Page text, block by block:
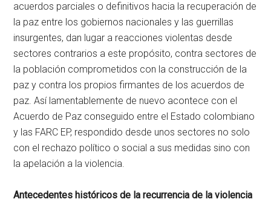
acuerdos parciales o definitivos hacia la recuperación de
la paz entre los gobiernos nacionales y las guerrillas
insurgentes, dan lugar a reacciones violentas desde
sectores contrarios a este propósito, contra sectores de
la población comprometidos con la construcción de la
paz y contra los propios firmantes de los acuerdos de
paz. Así lamentablemente de nuevo acontece con el
Acuerdo de Paz conseguido entre el Estado colombiano
y las FARC EP, respondido desde unos sectores no solo
con el rechazo político o social a sus medidas sino con
la apelación a la violencia.
Antecedentes históricos de la recurrencia de la violencia